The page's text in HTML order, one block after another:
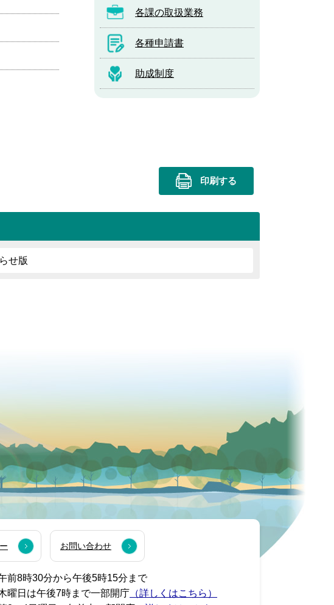
印刷する
各課の取扱業務
各種申請書
助成制度
せ版
お問い合わせ
前8時30分から午後5時15分まで
曜日は午後7時まで一部開庁 （詳しくはこちら）